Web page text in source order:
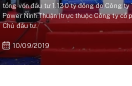
tổng vốn đầu tư 1.130 tỷ đồng do Công ty
Power Ninh Thuận (trực thuộc Công ty cổ
Chủ đầu tư.
10/09/2019